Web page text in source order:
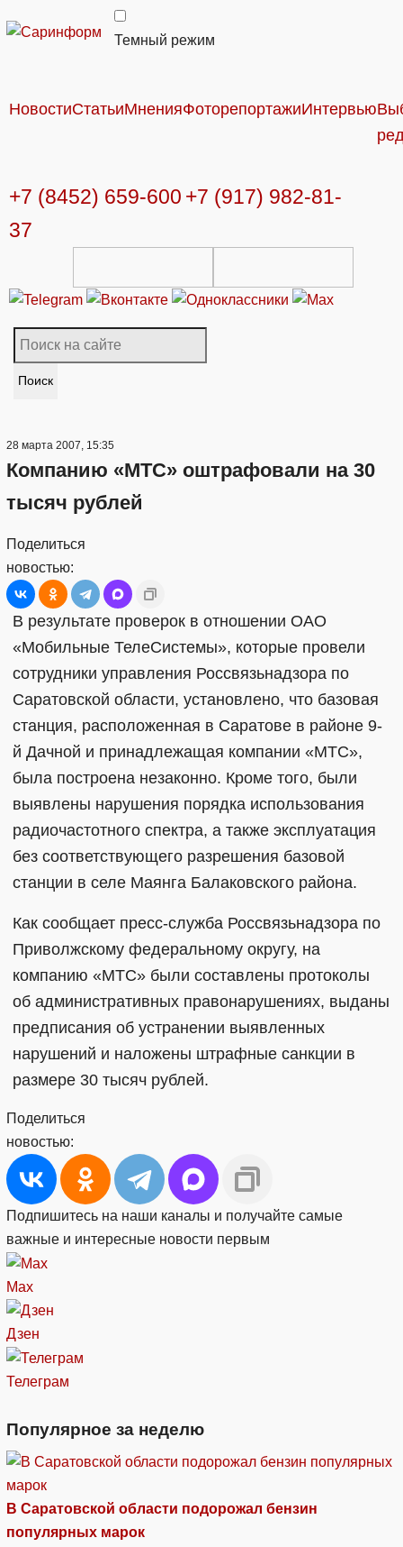
Темный режим
НовостиСтатьиМненияФоторепортажиИнтервью
+7 (8452) 659-600 +7 (917) 982-81-
37
Поиск
28 марта 2007, 15:35
Компанию «МТС» оштрафовали на 30
тысяч рублей
Поделиться
новостью:
В результате проверок в отношении ОАО
«Мобильные ТелеСистемы», которые провели
сотрудники управления Россвязьнадзора по
Саратовской области, установлено, что базовая
станция, расположенная в Саратове в районе 9-
й Дачной и принадлежащая компании «МТС»,
была построена незаконно. Кроме того, были
выявлены нарушения порядка использования
радиочастотного спектра, а также эксплуатация
без соответствующего разрешения базовой
станции в селе Маянга Балаковского района.
Как сообщает пресс-служба Россвязьнадзора по
Приволжскому федеральному округу, на
компанию «МТС» были составлены протоколы
об административных правонарушениях, выданы
предписания об устранении выявленных
нарушений и наложены штрафные санкции в
размере 30 тысяч рублей.
Поделиться
новостью:
Подпишитесь на наши каналы и получайте самые
важные и интересные новости первым
Max
Дзен
Телеграм
Популярное за неделю
В Саратовской области подорожал бензин
популярных марок